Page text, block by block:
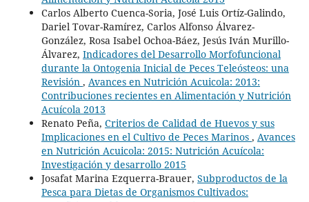
Carlos Alberto Cuenca-Soria, José Luis Ortíz-Galindo,
Dariel Tovar-Ramírez, Carlos Alfonso Álvarez-
González, Rosa Isabel Ochoa-Báez, Jesús Iván Murillo-
Álvarez, Indicadores del Desarrollo Morfofuncional
durante la Ontogenia Inicial de Peces Teleósteos: una
Revisión , Avances en Nutrición Acuicola: 2013:
Contribuciones recientes en Alimentación y Nutrición
Acuícola 2013
Renato Peña, Criterios de Calidad de Huevos y sus
Implicaciones en el Cultivo de Peces Marinos , Avances
en Nutrición Acuicola: 2015: Nutrición Acuícola:
Investigación y desarrollo 2015
Josafat Marina Ezquerra-Brauer, Subproductos de la
Pesca para Dietas de Organismos Cultivados: